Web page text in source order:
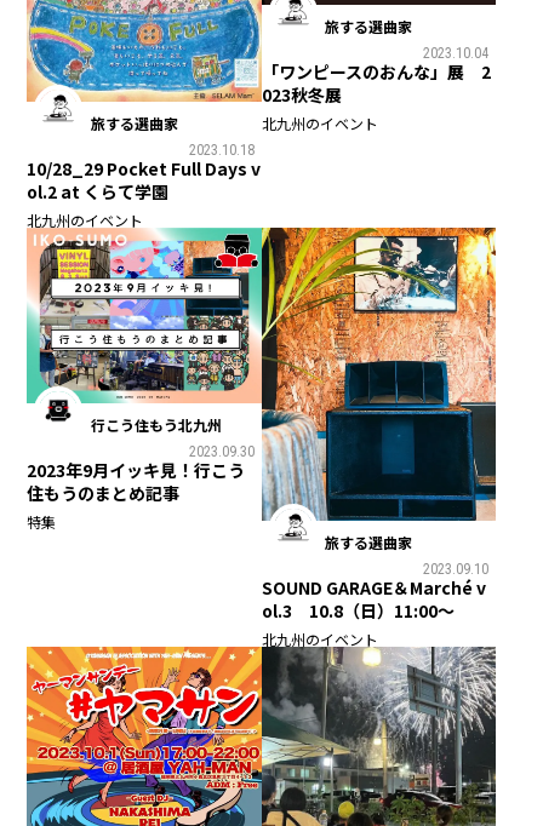
旅する選曲家
2023.10.18
10/28_29 Pocket Full Days v
ol.2 at くらて学園
北九州のイベント
旅する選曲家
2023.10.04
「ワンピースのおんな」展 2
023秋冬展
北九州のイベント
行こう住もう北九州
2023.09.30
2023年9月イッキ見！行こう
住もうのまとめ記事
特集
旅する選曲家
2023.09.10
SOUND GARAGE＆Marché v
ol.3 10.8（日）11:00～
北九州のイベント